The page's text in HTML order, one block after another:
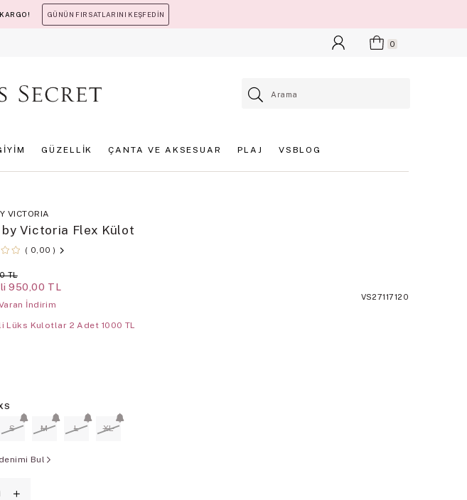
GÜNÜN FIRSATLARINI KEŞFEDİN
0
GÜZELLİK ÇANTA VE AKSESUAR PLAJ VSBLOG
VICTORIA
by Victoria Flex Külot
0,00
TL
950,00 TL
İndirim
VS27117120
Lüks Kulotlar 2 Adet 1000 TL
S M L XL
Bul